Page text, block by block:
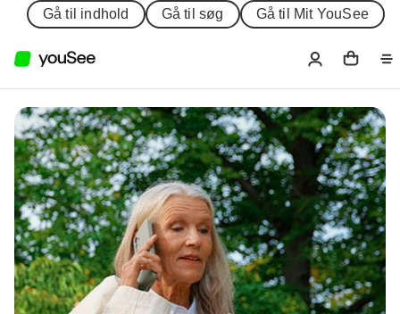
Gå til indhold Gå til søg Gå til Mit YouSee